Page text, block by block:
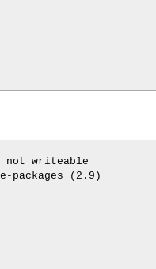
not writeable
packages (2.9)